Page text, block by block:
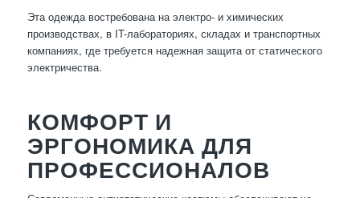
Эта одежда востребована на электро- и химических
производствах, в IT-лабораториях, складах и транспортных
компаниях, где требуется надежная защита от статического
электричества.
КОМФОРТ И
ЭРГОНОМИКА ДЛЯ
ПРОФЕССИОНАЛОВ